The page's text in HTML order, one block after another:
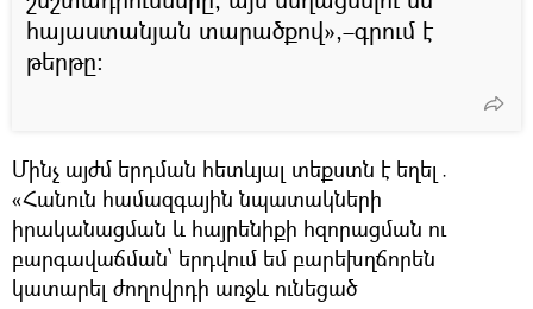
հայաստանյան տարածքով»,–գրում է
թերթը։
Մինչ այժմ երդման հետևյալ տեքստն է եղել․
«Հանուն համազգային նպատակների
իրականացման և հայրենիքի հզորացման ու
բարգավաճման՝ երդվում եմ բարեխղճորեն
կատարել ժողովրդի առջև ունեցած